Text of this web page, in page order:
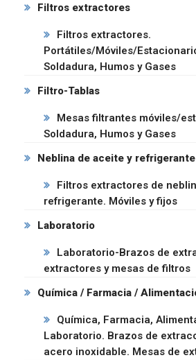
Filtros extractores
Filtros extractores.
Portátiles/Móviles/
Soldadura, Humos y Gases
Filtro-Tablas
Mesas filtrantes móviles/
Soldadura, Humos y Gases
Neblina de aceite y refrigerante
Filtros extractores de
refrigerante. Móviles y fijos
Laboratorio
Laboratorio-Brazos de
extractores y mesas de filtros
Química / Farmacia /
Química, Farmacia,
Laboratorio. Brazos de
acero inoxidable. Mesas de